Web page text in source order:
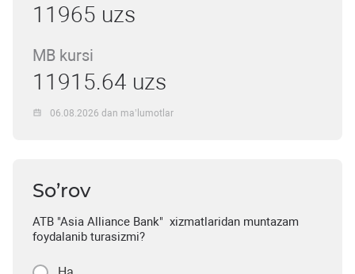
11965 uzs
MB kursi
11915.64 uzs
06.08.2026 dan ma’lumotlar
So’rov
ATB "Asia Alliance Bank" xizmatlaridan muntazam
foydalanib turasizmi?